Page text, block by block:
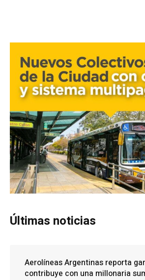
Últimas noticias
Aerolíneas Argentinas reporta
contribuye con una millonaria